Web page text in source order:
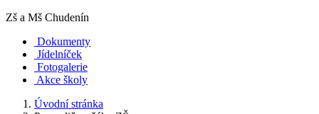
Zš a Mš Chudenín
Dokumenty
Jídelníček
Fotogalerie
Akce školy
Úvodní stránka